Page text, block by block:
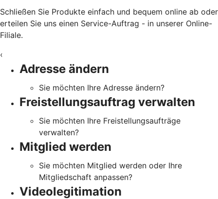
Schließen Sie Produkte einfach und bequem online ab oder
erteilen Sie uns einen Service-Auftrag - in unserer Online-
Filiale.
‹
Adresse ändern
Sie möchten Ihre Adresse ändern?
Freistellungsauftrag verwalten
Sie möchten Ihre Freistellungsaufträge
verwalten?
Mitglied werden
Sie möchten Mitglied werden oder Ihre
Mitgliedschaft anpassen?
Videolegitimation